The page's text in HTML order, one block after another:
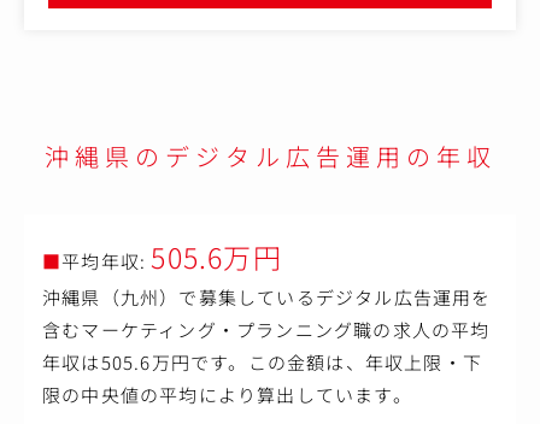
・クライアント課題のヒアリングと目標設定
・広告配信（Google/Yahoo/Meta/LINE/TikTok/Tverなど）
・タグ設計・設定、GTM管理、GA4分析
・LP改善、A/Bテスト（Google Optimize）
・広告クリエイティブのディレクション
分析・改善提案
・データポータルなどを活用したレポーティング
・ヒートマップなどによるCVR改善提案
・CRM/MA/SEO/コンテンツ施策の統合提案
誰もが意見を発信しやすい環境。Slackでは雑談から技術共有まで
沖縄県のデジタル広告運用の年収
■平均年収: 505.6万円
沖縄県（九州）で募集しているデジタル広告運用を
含むマーケティング・プランニング職の求人の平均
年収は505.6万円です。この金額は、年収上限・下
限の中央値の平均により算出しています。